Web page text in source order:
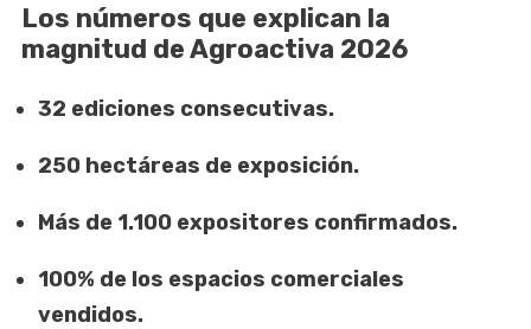
Los números que explican la
magnitud de Agroactiva 2026
32 ediciones consecutivas.
250 hectáreas de exposición.
Más de 1.100 expositores confirmados.
100% de los espacios comerciales
vendidos.